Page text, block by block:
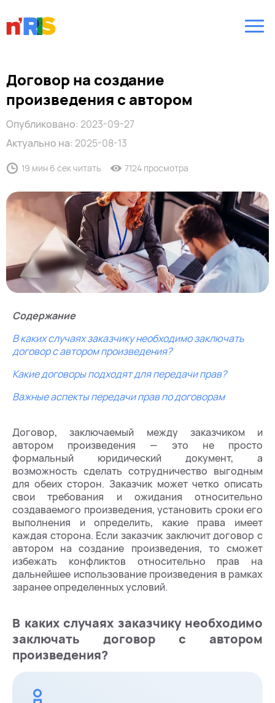
Договор на создание
произведения с автором
Опубликовано: 2023-09-27
Актуально на: 2025-08-13
19 мин 6 сек читать 7124 просмотра
Содержание
В каких случаях заказчику необходимо заключать
договор с автором произведения?
Какие договоры подходят для передачи прав?
Важные аспекты передачи прав по договорам
Договор, заключаемый между заказчиком и
автором произведения — это не просто
формальный юридический документ, а
возможность сделать сотрудничество выгодным
для обеих сторон. Заказчик может четко описать
свои требования и ожидания относительно
создаваемого произведения, установить сроки его
выполнения и определить, какие права имеет
каждая сторона. Если заказчик заключит договор с
автором на создание произведения, то сможет
избежать конфликтов относительно прав на
дальнейшее использование произведения в рамках
заранее определенных условий.
В каких случаях заказчику необходимо
заключать договор с автором
произведения?